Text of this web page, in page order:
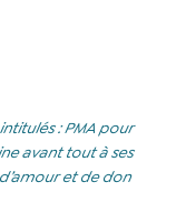
: PMA pour
avant tout à ses
et de don